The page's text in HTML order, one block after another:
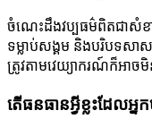
ចំណេះដឹងវប្បធម៌ពិតជាសំ
ទម្លាប់សង្គម និងបរិបទសា
ត្រូវតាមវេយ្យាករណ៍ក៏អាចមិ
តើធនធានអ្វីខ្លះដែលអ្ន